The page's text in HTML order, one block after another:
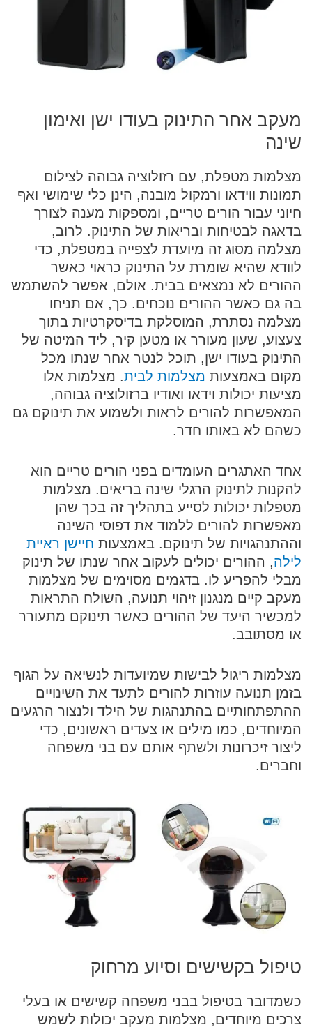
מעקב אחר התינוק בעודו ישן ואימון
שינה
מצלמות מטפלת, עם רזולוציה גבוהה לצילום
תמונות ווידאו ורמקול מובנה, הינן כלי שימושי ואף
חיוני עבור הורים טריים, ומספקות מענה לצורך
בדאגה לבטיחות ובריאות של התינוק. לרוב,
מצלמה מסוג זה מיועדת לצפייה במטפלת, כדי
לוודא שהיא שומרת על התינוק כראוי כאשר
ההורים לא נמצאים בבית. אולם, אפשר להשתמש
בה גם כאשר ההורים נוכחים. כך, אם תניחו
מצלמה נסתרת, המוסלקת בדיסקרטיות בתוך
צעצוע, שעון מעורר או מטען קיר, ליד המיטה של
התינוק בעודו ישן, תוכל לנטר אחר שנתו מכל
מקום באמצעות מצלמות לבית. מצלמות אלו
מציעות יכולות וידאו ואודיו ברזולוציה גבוהה,
המאפשרות להורים לראות ולשמוע את תינוקם גם
כשהם לא באותו חדר.
אחד האתגרים העומדים בפני הורים טריים הוא
להקנות לתינוק הרגלי שינה בריאים. מצלמות
מטפלות יכולות לסייע בתהליך זה בכך שהן
מאפשרות להורים ללמוד את דפוסי השינה
וההתנהגויות של תינוקם. באמצעות חיישן ראיית
לילה, ההורים יכולים לעקוב אחר שנתו של תינוק
מבלי להפריע לו. בדגמים מסוימים של מצלמות
מעקב קיים מנגנון זיהוי תנועה, השולח התראות
למכשיר היעד של ההורים כאשר תינוקם מתעורר
או מסתובב.
מצלמות ריגול לבישות שמיועדות לנשיאה על הגוף
בזמן תנועה עוזרות להורים לתעד את השינויים
ההתפתחותיים בהתנהגות של הילד ולנצור הרגעים
המיוחדים, כמו מילים או צעדים ראשונים, כדי
ליצור זיכרונות ולשתף אותם עם בני משפחה
וחברים.
טיפול בקשישים וסיוע מרחוק
כשמדובר בטיפול בבני משפחה קשישים או בעלי
צרכים מיוחדים, מצלמות מעקב יכולות לשמש